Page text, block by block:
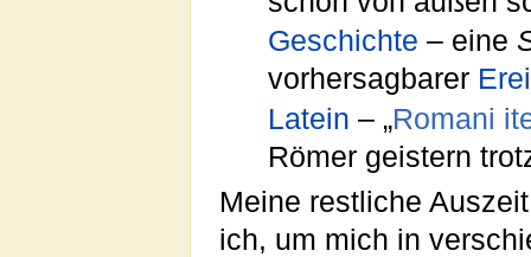
Geschichte – eine
vorhersagbarer
Latein – „Romani
Römer geistern
Meine restliche
ich, um mich in